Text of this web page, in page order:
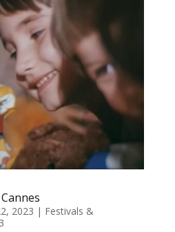
2023 | Festivals &